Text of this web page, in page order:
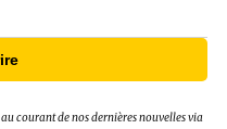
courant de nos dernières nouvelles via